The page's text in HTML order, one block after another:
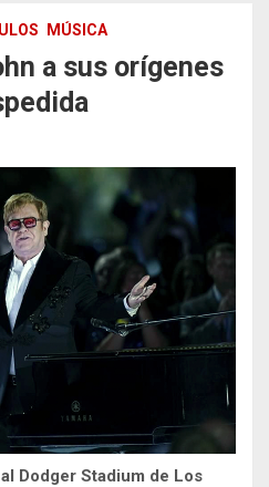
MÚSICA
a sus orígenes
Dodger Stadium de Los